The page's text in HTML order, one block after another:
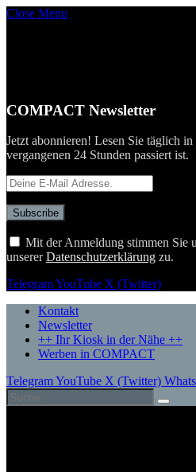
Close Menu
COMPACT Newsletter
Jetzt abonnieren! Lesen Sie täglich
vergangenen 24 Stunden passiert ist.
Mit der Anmeldung stimmen Sie
unsererDatenschutzerklärung zu.
TelegramYouTube X (Twitter)
Kontakt
Newsletter
++ Ihr Kiosk in der Nähe ++
Werben in COMPACT
TelegramYouTube X (Twitter)